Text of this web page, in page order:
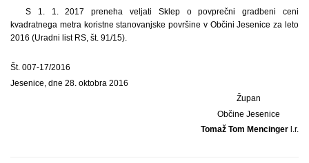
S 1. 1. 2017 preneha veljati Sklep o povprečni gradbeni ceni
kvadratnega metra koristne stanovanjske površine v Občini Jesenice za leto
2016 (Uradni list RS, št. 91/15).
Št. 007-17/2016
Jesenice, dne 28. oktobra 2016
Župan
Občine Jesenice
Tomaž Tom Mencingerl.r.